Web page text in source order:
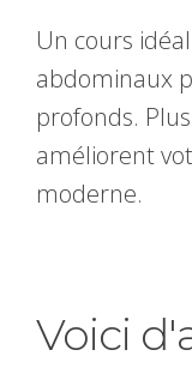
Un cours
abdominaux
profonds.
améliorent
moderne.
Voici